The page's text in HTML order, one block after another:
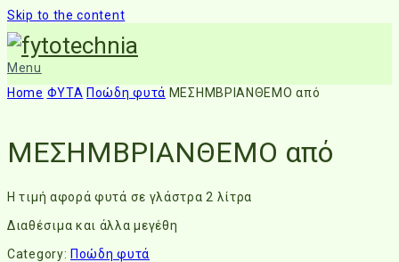
Skip to the content
Menu
Home ΦΥΤΑ Ποώδη φυτά ΜΕΣΗΜΒΡΙΑΝΘΕΜΟ από
ΜΕΣΗΜΒΡΙΑΝΘΕΜΟ από
Η τιμή αφορά φυτά σε γλάστρα 2 λίτρα
Διαθέσιμα και άλλα μεγέθη
Category: Ποώδη φυτά